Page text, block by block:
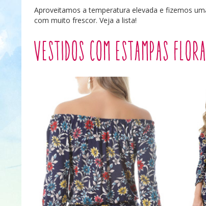
Aproveitamos a temperatura elevada e fizemos
com muito frescor. Veja a lista!
Vestidos com estampas